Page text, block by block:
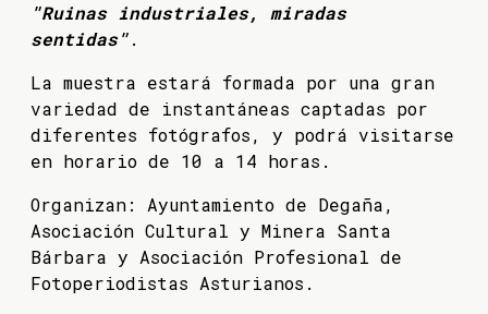
"Ruinas industriales, miradas
sentidas".
La muestra estará formada por una gran
variedad de instantáneas captadas por
diferentes fotógrafos, y podrá visitarse
en horario de 10 a 14 horas.
Organizan: Ayuntamiento de Degaña,
Asociación Cultural y Minera Santa
Bárbara y Asociación Profesional de
Fotoperiodistas Asturianos.